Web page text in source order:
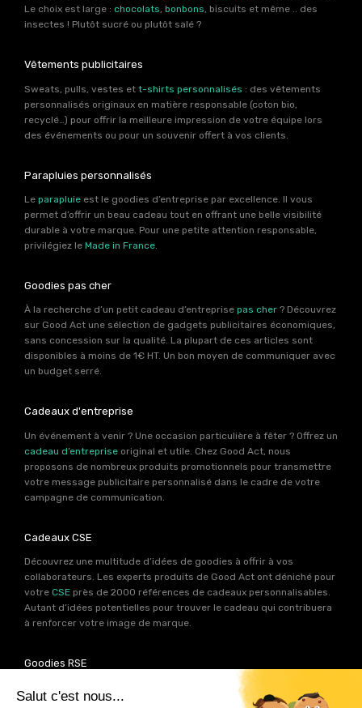
Le choix est large : chocolats, bonbons, biscuits et même .. des
insectes ! Plutôt sucré ou plutôt salé ?
Vêtements publicitaires
Sweats, pulls, vestes et t-shirts personnalisés : des vêtements
personnalisés originaux en matière responsable (coton bio,
recyclé…) pour offrir la meilleure impression de votre équipe lors
des événements ou pour un souvenir offert à vos clients.
Parapluies personnalisés
Le parapluie est le goodies d’entreprise par excellence. Il vous
permet d’offrir un beau cadeau tout en offrant une belle visibilité
durable à votre marque. Pour une petite attention responsable,
privilégiez le Made in France.
Goodies pas cher
À la recherche d’un petit cadeau d’entreprise pas cher ? Découvrez
sur Good Act une sélection de gadgets publicitaires économiques,
sans concession sur la qualité. La plupart de ces articles sont
disponibles à moins de 1€ HT. Un bon moyen de communiquer avec
un budget serré.
Cadeaux d'entreprise
Un événement à venir ? Une occasion particulière à fêter ? Offrez un
cadeau d’entreprise original et utile. Chez Good Act, nous
proposons de nombreux produits promotionnels pour transmettre
votre message publicitaire personnalisé dans le cadre de votre
campagne de communication.
Cadeaux CSE
Découvrez une multitude d’idées de goodies à offrir à vos
collaborateurs. Les experts produits de Good Act ont déniché pour
votre CSE près de 2000 références de cadeaux personnalisables.
Autant d’idées potentielles pour trouver le cadeau qui contribuera
à renforcer votre image de marque.
Goodies RSE
Vous souhaitez communiquer en accord avec vos valeurs ? Ca
tombe bien ! Un grand nombre de produits présents sur Good Act